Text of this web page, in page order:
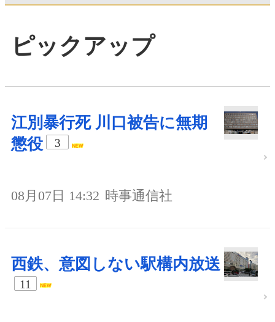
ピックアップ
江別暴行死 川口被告に無期
懲役
3
08月07日 14:32 時事通信社
西鉄、意図しない駅構内放送
11